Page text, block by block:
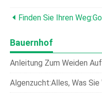
Finden Sie Ihren
Bauernhof
Anleitung Zum Weiden
Algenzucht:Alles, Was Sie